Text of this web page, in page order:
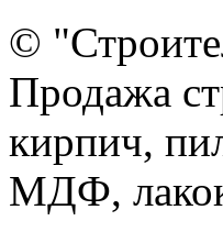
©
Продажа
кирпич,
МДФ,